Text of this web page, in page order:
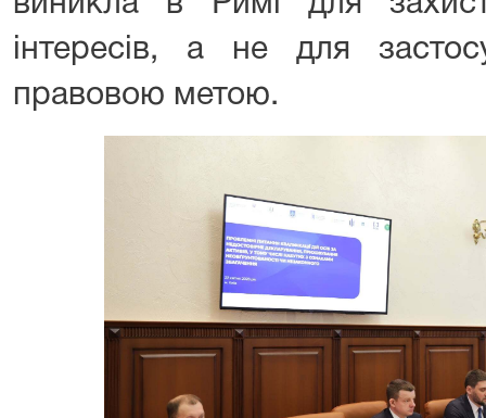
інтересів, а не для
правовою метою.